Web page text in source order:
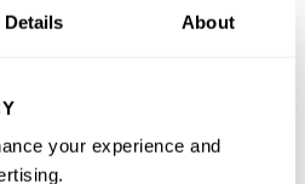
Details About
your experience and
compte Interactive